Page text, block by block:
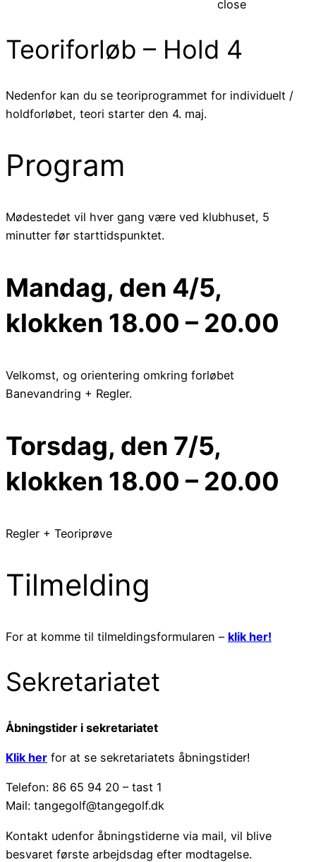
close
Teoriforløb – Hold 4
Nedenfor kan du se teoriprogrammet for individuelt /
holdforløbet, teori starter den 4. maj.
Program
Mødestedet vil hver gang være ved klubhuset, 5
minutter før starttidspunktet.
Mandag, den 4/5,
klokken 18.00 – 20.00
Velkomst, og orientering omkring forløbet
Banevandring + Regler.
Torsdag, den 7/5,
klokken 18.00 – 20.00
Regler + Teoriprøve
Tilmelding
For at komme til tilmeldingsformularen – klik her!
Sekretariatet
Åbningstider i sekretariatet
Klik her for at se sekretariatets åbningstider!
Telefon: 86 65 94 20 – tast 1
Mail: tangegolf@tangegolf.dk
Kontakt udenfor åbningstiderne via mail, vil blive
besvaret første arbejdsdag efter modtagelse.